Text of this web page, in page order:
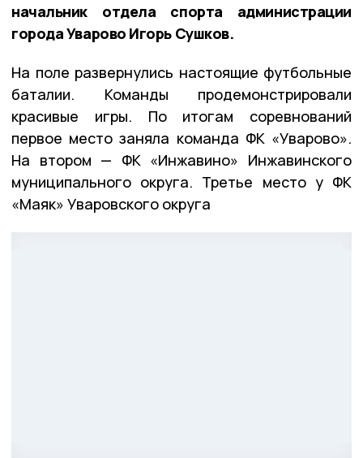
начальник отдела спорта администрации
города Уварово Игорь Сушков.
На поле развернулись настоящие футбольные
баталии. Команды продемонстрировали
красивые игры. По итогам соревнований
первое место заняла команда ФК «Уварово».
На втором — ФК «Инжавино» Инжавинского
муниципального округа. Третье место у ФК
«Маяк» Уваровского округа